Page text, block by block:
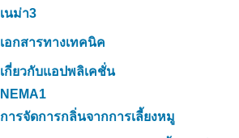
เนม่า3
เอกสารทางเทคนิค
เกี่ยวกับแอปพลิเคชั่น
NEMA1
การจัดการกลิ่นจากการเลี้ยงหมู